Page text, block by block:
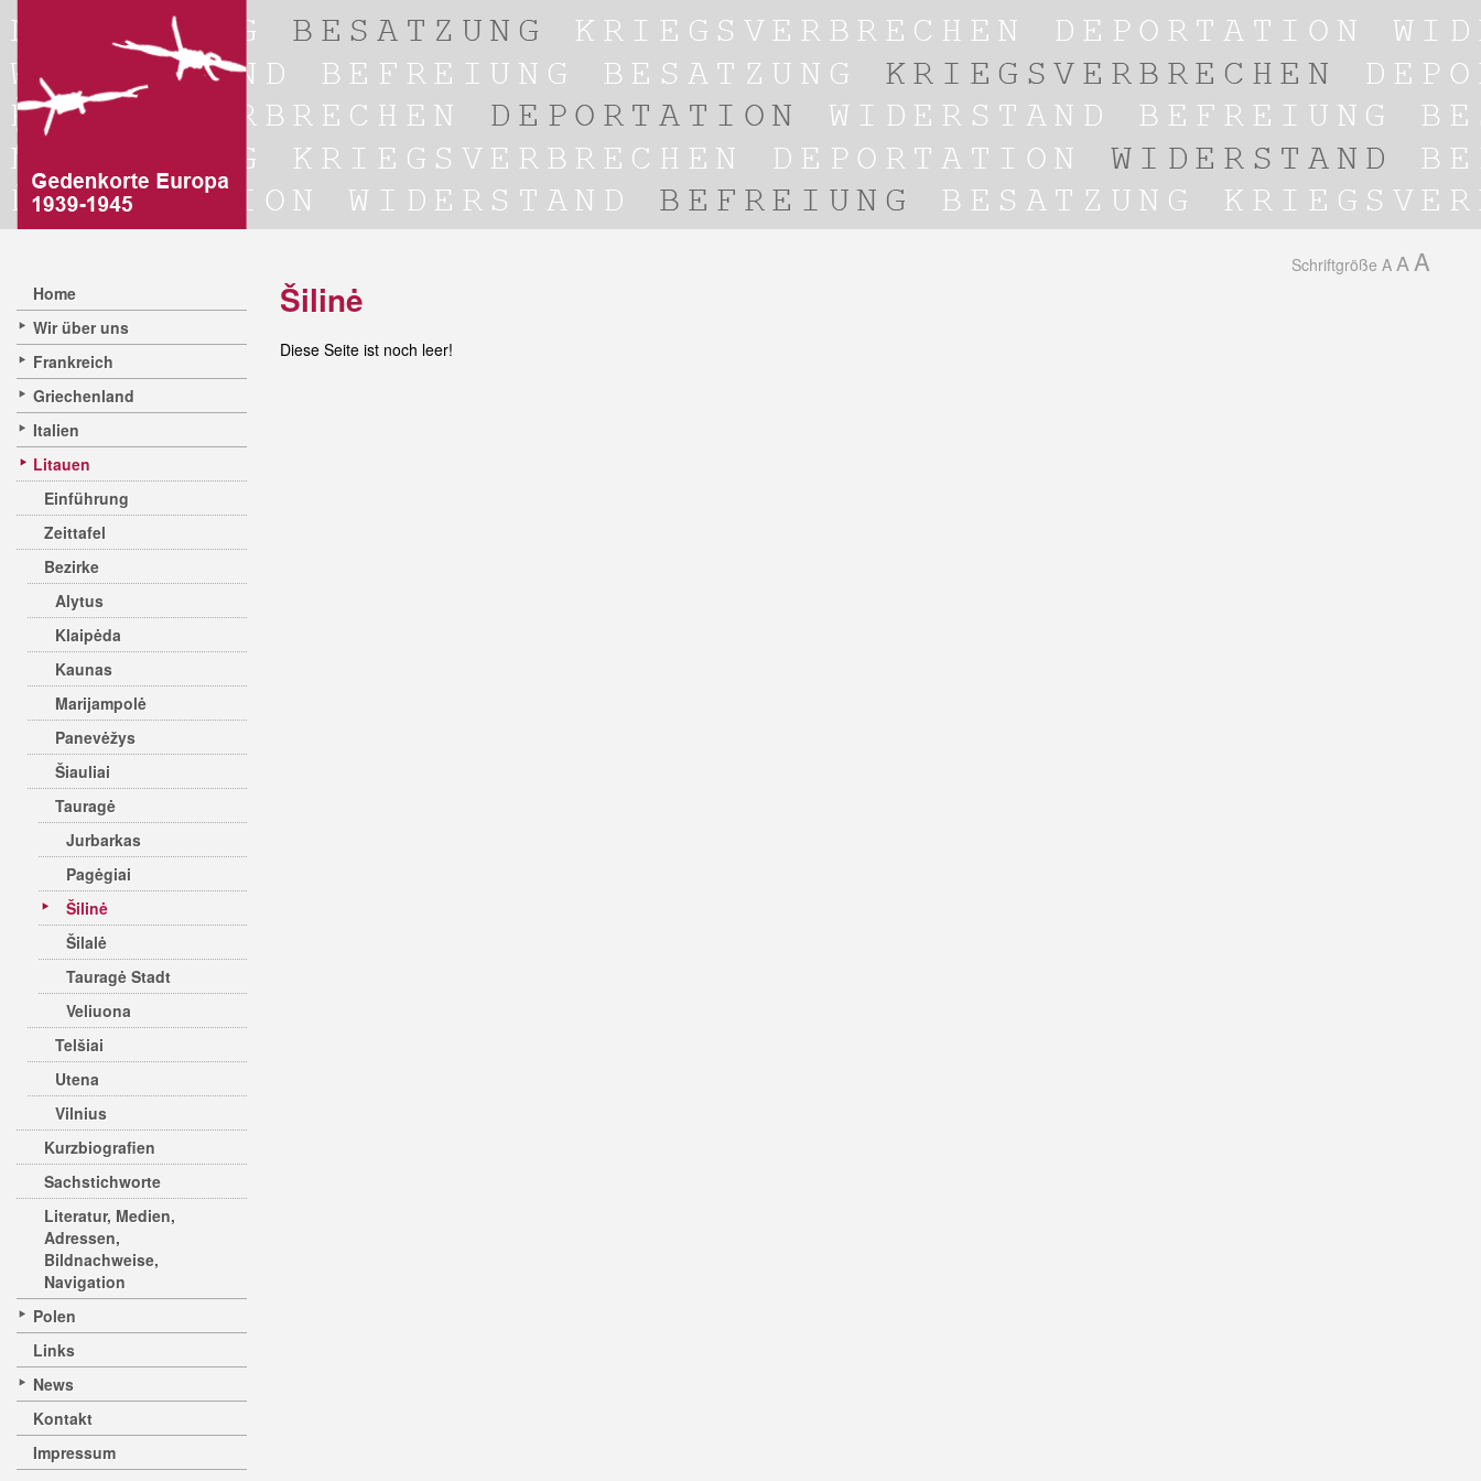
Home
Wir über uns
Frankreich
Griechenland
Italien
Litauen
Einführung
Zeittafel
Bezirke
Alytus
Klaipėda
Kaunas
Marijampolė
Panevėžys
Šiauliai
Tauragė
Jurbarkas
Pagėgiai
Šilinė
Šilalė
Tauragė Stadt
Veliuona
Telšiai
Utena
Vilnius
Kurzbiografien
Sachstichworte
Literatur, Medien,
Adressen,
Bildnachweise,
Navigation
Polen
Links
News
Kontakt
Impressum
Schriftgröße A A A
Šilinė
Diese Seite ist noch leer!